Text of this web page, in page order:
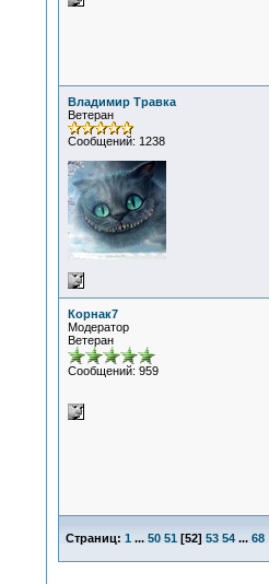
Владимир Травка
Ветеран
Сообщений: 1238
Корнак7
Модератор
Ветеран
Сообщений: 959
Страниц: 1 ... 50 51 [52] 53 54 ... 68